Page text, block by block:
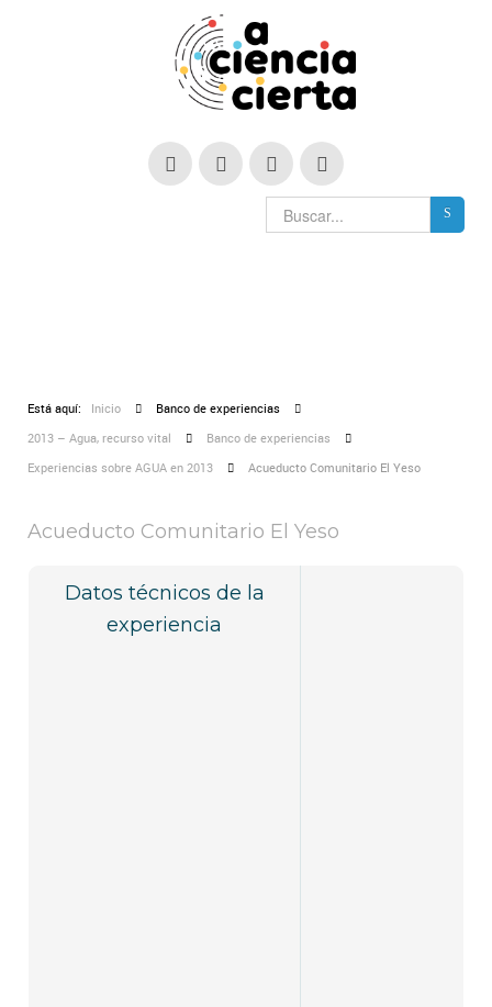
Está aquí: Inicio
Banco de experiencias
2013 – Agua, recurso vital
Banco de experiencias
Experiencias sobre AGUA en 2013
Acueducto Comunitario El Yeso
Acueducto Comunitario El Yeso
Datos técnicos de la
experiencia